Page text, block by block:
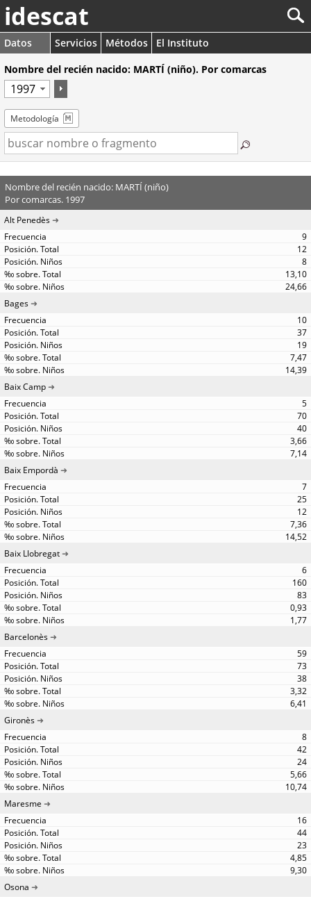
idescat
Datos Servicios Métodos
El Instituto
Nombre del recién nacido: MARTÍ (niño). Por comarcas
Metodología
Nombre del recién nacido: MARTÍ (niño)
Por comarcas. 1997
Alt Penedès
9
12
8
13,10
24,66
Bages
10
37
19
7,47
14,39
Baix Camp
5
70
40
3,66
7,14
Baix Empordà
7
25
12
7,36
14,52
Baix Llobregat
6
160
83
0,93
1,77
Barcelonès
59
73
38
3,32
6,41
Gironès
8
42
24
5,66
10,74
Maresme
16
44
23
4,85
9,30
Osona